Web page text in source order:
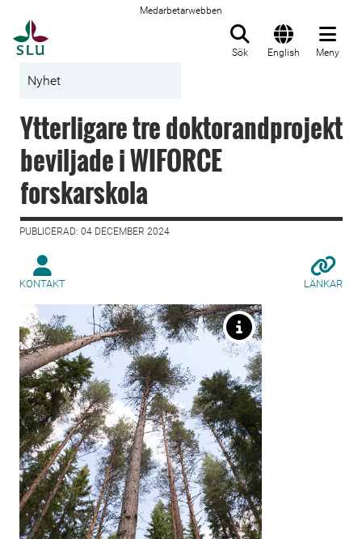
Medarbetarwebben
Sök English Meny
Nyhet
Ytterligare tre doktorandprojekt
beviljade i WIFORCE
forskarskola
PUBLICERAD: 04 DECEMBER 2024
KONTAKT LÄNKAR